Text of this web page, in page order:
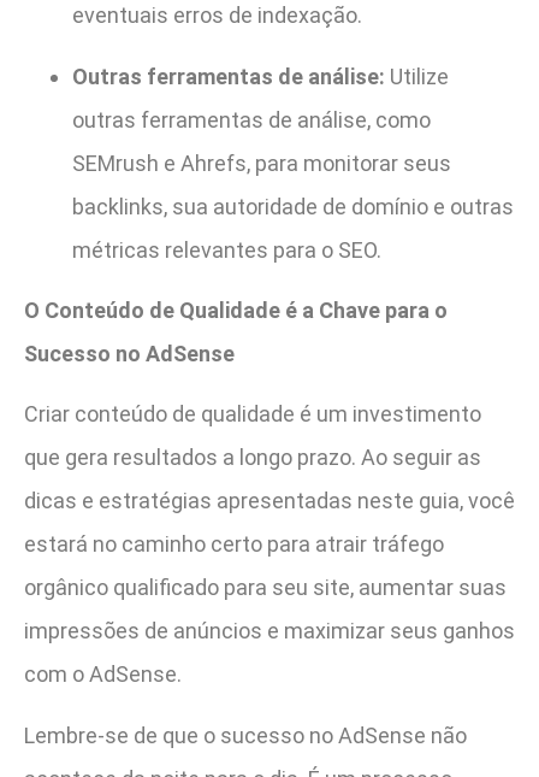
eventuais erros de indexação.
Outras ferramentas de análise: Utilize
outras ferramentas de análise, como
SEMrush e Ahrefs, para monitorar seus
backlinks, sua autoridade de domínio e outras
métricas relevantes para o SEO.
O Conteúdo de Qualidade é a Chave para o
Sucesso no AdSense
Criar conteúdo de qualidade é um investimento
que gera resultados a longo prazo. Ao seguir as
dicas e estratégias apresentadas neste guia, você
estará no caminho certo para atrair tráfego
orgânico qualificado para seu site, aumentar suas
impressões de anúncios e maximizar seus ganhos
com o AdSense.
Lembre-se de que o sucesso no AdSense não